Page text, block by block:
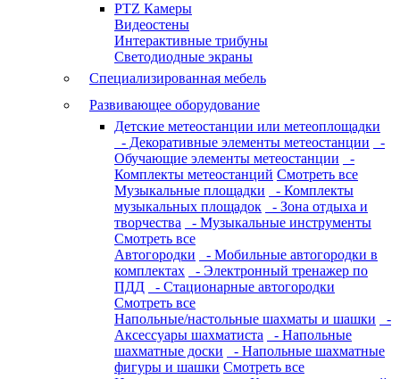
PTZ Камеры
Видеостены
Интерактивные трибуны
Светодиодные экраны
Специализированная мебель
Развивающее оборудование
Детские метеостанции или метеоплощадки
- Декоративные элементы метеостанции
-
Обучающие элементы метеостанции
-
Комплекты метеостанций Смотреть все
Музыкальные площадки
- Комплекты
музыкальных площадок
- Зона отдыха и
творчества
- Музыкальные инструменты
Смотреть все
Автогородки
- Мобильные автогородки в
комплектах
- Электронный тренажер по
ПДД
- Стационарные автогородки
Смотреть все
Напольные/настольные шахматы и шашки
-
Аксессуары шахматиста
- Напольные
шахматные доски
- Напольные шахматные
фигуры и шашки Смотреть все